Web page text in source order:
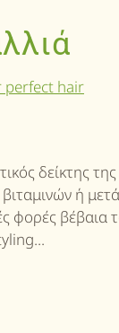
δείκτης
ή
φορές βέβαια